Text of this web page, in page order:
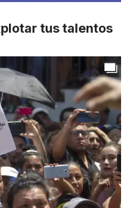
tus talentos